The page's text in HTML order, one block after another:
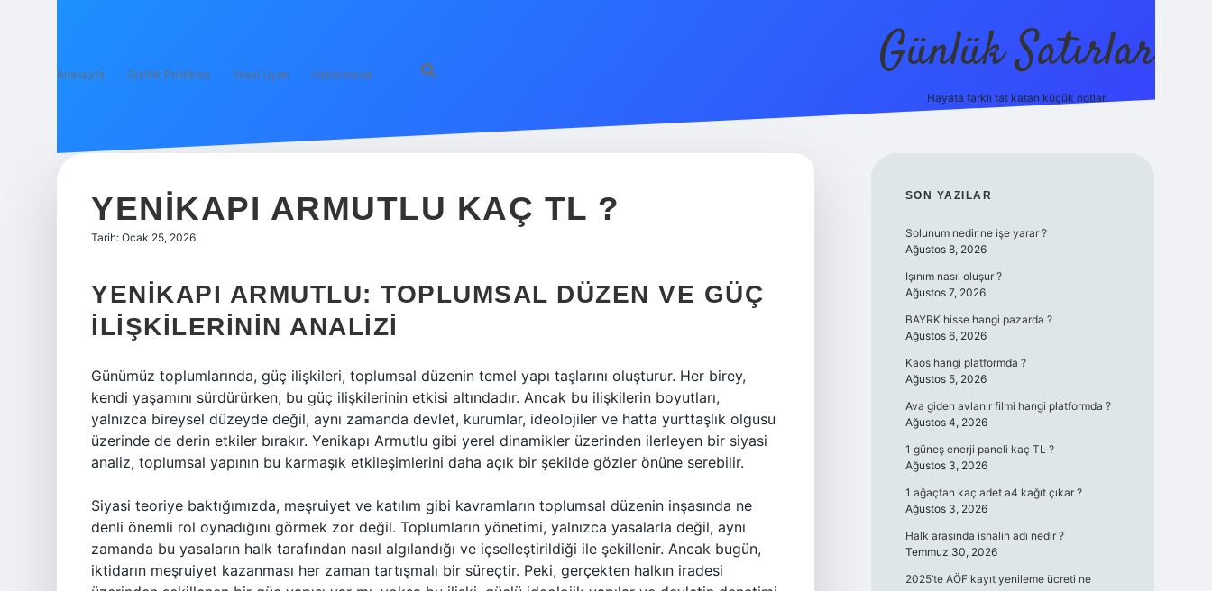
Anasayfa Gizlilik Politikası Yasal Uyarı Hakkımızda Günlük Satırlar
Hayata farklı tat katan küçük notlar.
YENIKAPI ARMUTLU KAÇ TL ?
Tarih: Ocak 25, 2026
YENIKAPI ARMUTLU: TOPLUMSAL DÜZEN VE GÜÇ
İLIŞKILERININ ANALIZI
Günümüz toplumlarında, güç ilişkileri, toplumsal düzenin temel yapı taşlarını oluşturur. Her birey,
kendi yaşamını sürdürürken, bu güç ilişkilerinin etkisi altındadır. Ancak bu ilişkilerin boyutları,
yalnızca bireysel düzeyde değil, aynı zamanda devlet, kurumlar, ideolojiler ve hatta yurttaşlık olgusu
üzerinde de derin etkiler bırakır. Yenikapı Armutlu gibi yerel dinamikler üzerinden ilerleyen bir siyasi
analiz, toplumsal yapının bu karmaşık etkileşimlerini daha açık bir şekilde gözler önüne serebilir.
Siyasi teoriye baktığımızda, meşruiyet ve katılım gibi kavramların toplumsal düzenin inşasında ne
denli önemli rol oynadığını görmek zor değil. Toplumların yönetimi, yalnızca yasalarla değil, aynı
zamanda bu yasaların halk tarafından nasıl algılandığı ve içselleştirildiği ile şekillenir. Ancak bugün,
iktidarın meşruiyet kazanması her zaman tartışmalı bir süreçtir. Peki, gerçekten halkın iradesi
SIDEBAR
SON YAZILAR
Solunum nedir ne işe yarar ?
Ağustos 8, 2026
Işınım nasıl oluşur ?
Ağustos 7, 2026
BAYRK hisse hangi pazarda ?
Ağustos 6, 2026
Kaos hangi platformda ?
Ağustos 5, 2026
Ava giden avlanır filmi hangi platformda ?
Ağustos 4, 2026
1 güneş enerji paneli kaç TL ?
Ağustos 3, 2026
1 ağaçtan kaç adet a4 kağıt çıkar ?
Ağustos 3, 2026
Halk arasında ishalin adı nedir ?
Temmuz 30, 2026
2025’te AÖF kayıt yenileme ücreti ne